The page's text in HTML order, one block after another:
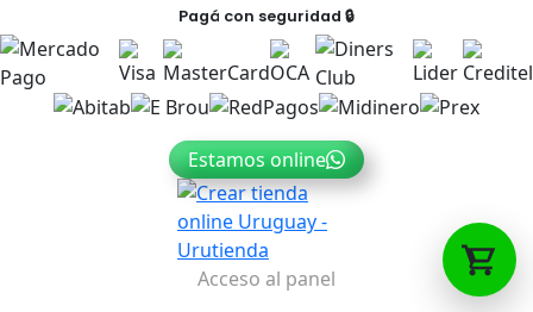
Pagá con seguridad 🔒
Estamos online
Acceso al panel